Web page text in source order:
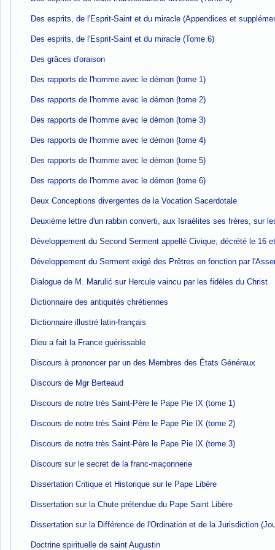
Des esprits, de l'Esprit-Saint et du miracle (Appendices et
Des esprits, de l'Esprit-Saint et du miracle (Tome 6)
Des grâces d'oraison
Des rapports de l'homme avec le démon (tome 1)
Des rapports de l'homme avec le démon (tome 2)
Des rapports de l'homme avec le démon (tome 3)
Des rapports de l'homme avec le démon (tome 4)
Des rapports de l'homme avec le démon (tome 5)
Des rapports de l'homme avec le démon (tome 6)
Deux Conceptions divergentes de la Vocation Sacerdotale
Deuxième lettre d'un rabbin converti, aux Israélites ses frères, sur
Développement du Second Serment appellé Civique, décrété le 16
Développement du Serment exigé des Prêtres en fonction par
Dialogue de M. Marulić sur Hercule vaincu par les fidèles du Christ
Dictionnaire des antiquités chrétiennes
Dictionnaire illustré latin-français
Dieu a fait la France guérissable
Discours à prononcer par un des Membres des États Généraux
Discours de Mgr Berteaud
Discours de notre très Saint-Père le Pape Pie IX (tome 1)
Discours de notre très Saint-Père le Pape Pie IX (tome 2)
Discours de notre très Saint-Père le Pape Pie IX (tome 3)
Discours sur le secret de la franc-maçonnerie
Dissertation Critique et Historique sur le Pape Libère
Dissertation sur la Chute prétendue du Pape Saint Libère
Dissertation sur la Différence de l'Ordination et de la Jurisdiction
Doctrine spirituelle de saint Augustin